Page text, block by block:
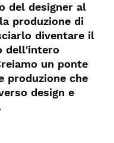
del designer al
produzione di
diventare il
dell'intero
un ponte
produzione che
design e